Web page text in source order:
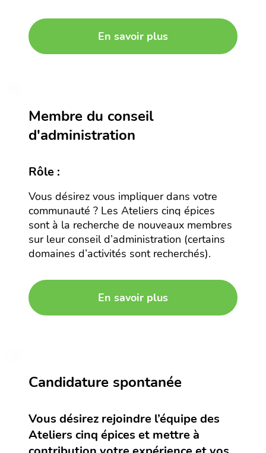
En savoir plus
Membre du conseil
d'administration
Rôle :
Vous désirez vous impliquer dans votre
communauté ? Les Ateliers cinq épices
sont à la recherche de nouveaux membres
sur leur conseil d’administration (certains
domaines d’activités sont recherchés).
En savoir plus
Candidature spontanée
Vous désirez rejoindre l’équipe des
Ateliers cinq épices et mettre à